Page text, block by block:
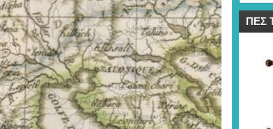
των Τρώων, Άρν ή εξ Αρνών Αποικία των
ΠΕΣ